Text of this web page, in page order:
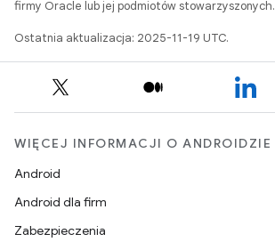
firmy Oracle lub jej podmiotów stowarzyszonych.
Ostatnia aktualizacja: 2025-11-19 UTC.
WIĘCEJ INFORMACJI O ANDROIDZIE
Android
Android dla firm
Zabezpieczenia